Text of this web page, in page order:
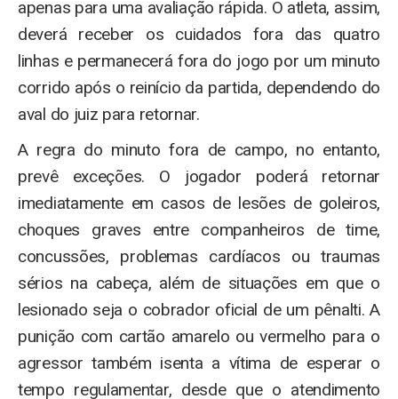
apenas para uma avaliação rápida. O atleta, assim,
deverá receber os cuidados fora das quatro
linhas e permanecerá fora do jogo por um minuto
corrido após o reinício da partida, dependendo do
aval do juiz para retornar.
A regra do minuto fora de campo, no entanto,
prevê exceções. O jogador poderá retornar
imediatamente em casos de lesões de goleiros,
choques graves entre companheiros de time,
concussões, problemas cardíacos ou traumas
sérios na cabeça, além de situações em que o
lesionado seja o cobrador oficial de um pênalti. A
punição com cartão amarelo ou vermelho para o
agressor também isenta a vítima de esperar o
tempo regulamentar, desde que o atendimento